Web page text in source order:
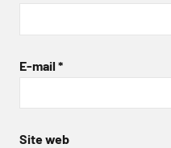
E-mail *
Site web